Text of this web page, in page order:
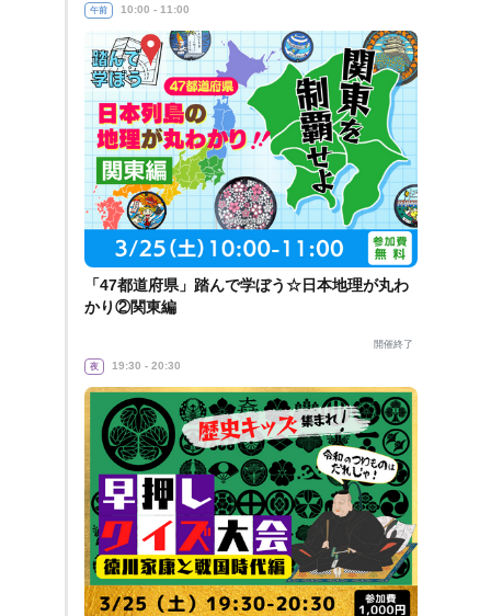
午前 10:00 - 11:00
「47都道府県」踏んで学ぼう☆日本地理が丸わ
かり②関東編
開催終了
夜 19:30 - 20:30